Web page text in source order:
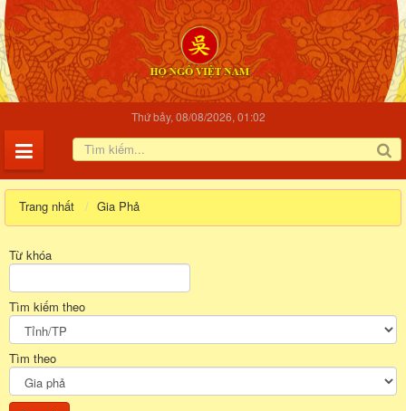
Thứ bảy, 08/08/2026, 01:02
Trang nhất Gia Phả
Từ khóa
Tìm kiếm theo
Tìm theo